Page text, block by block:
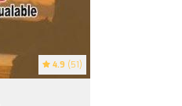
4.9 (51)